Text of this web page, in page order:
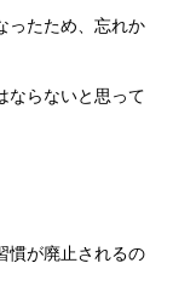
ったため、忘れか
ならないと思って
慣が廃止されるの